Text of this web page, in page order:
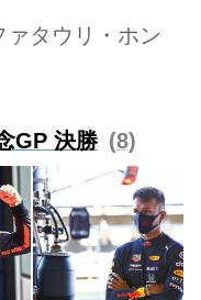
ァタウリ・ホン
GP 決勝 8